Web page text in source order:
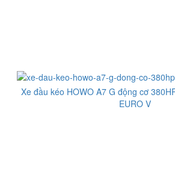
Xe đầu kéo HOWO A7 G động cơ
EURO V